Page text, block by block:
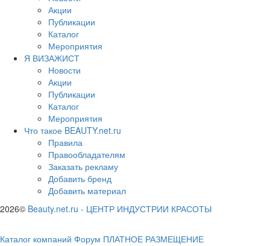
Акции
Публикации
Каталог
Мероприятия
Я ВИЗАЖИСТ
Новости
Акции
Публикации
Каталог
Мероприятия
Что такое BEAUTY.net.ru
Правила
Правообладателям
Заказать рекламу
Добавить бренд
Добавить материал
2026© Beauty.net.ru - ЦЕНТР ИНДУСТРИИ КРАСОТЫ
Каталог компаний Форум ПЛАТНОЕ РАЗМЕЩЕНИЕ